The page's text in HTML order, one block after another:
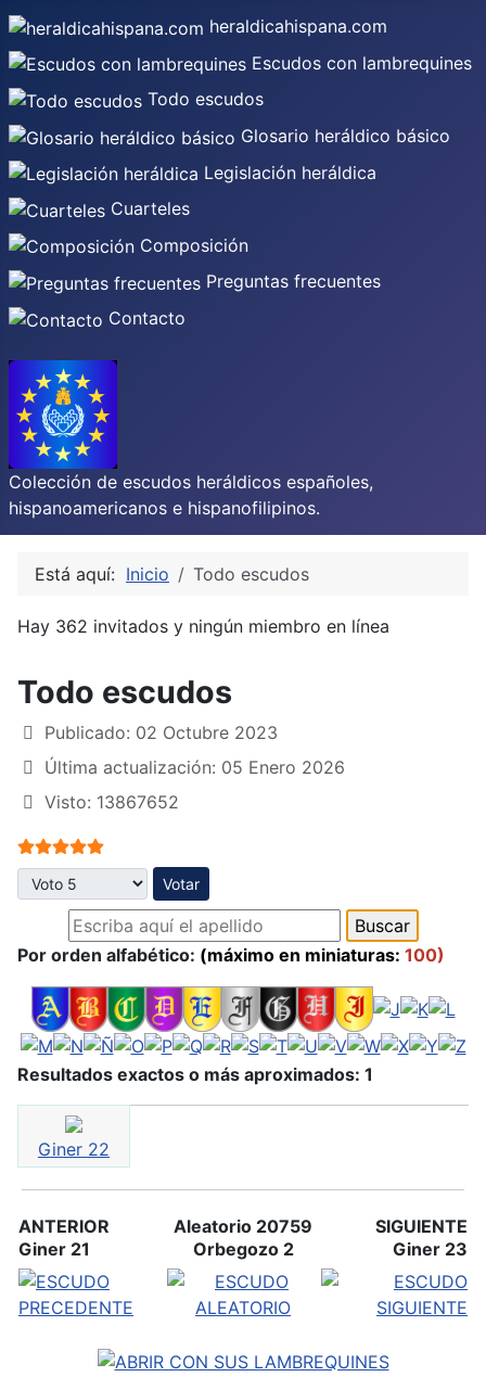
heraldicahispana.com
Escudos con lambrequines
Todo escudos
Glosario heráldico básico
Legislación heráldica
Cuarteles
Composición
Preguntas frecuentes
Contacto
Colección de escudos heráldicos españoles,
hispanoamericanos e hispanofilipinos.
Está aquí: Inicio Todo escudos
Hay 362 invitados y ningún miembro en línea
Todo escudos
Publicado: 02 Octubre 2023
Última actualización: 05 Enero 2026
Visto: 13867652
Ratio:5/5
Por favor, vote
Por orden alfabético: (máximo en miniaturas: 100)
Resultados exactos o más aproximados: 1
Giner 22
ANTERIOR
Giner 21
Aleatorio 20759
Orbegozo 2
SIGUIENTE
Giner 23